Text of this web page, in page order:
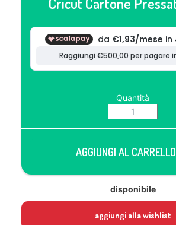
Quantità
AGGIUNGI AL CARRELLO
disponibile
aggiungi alla wishlist